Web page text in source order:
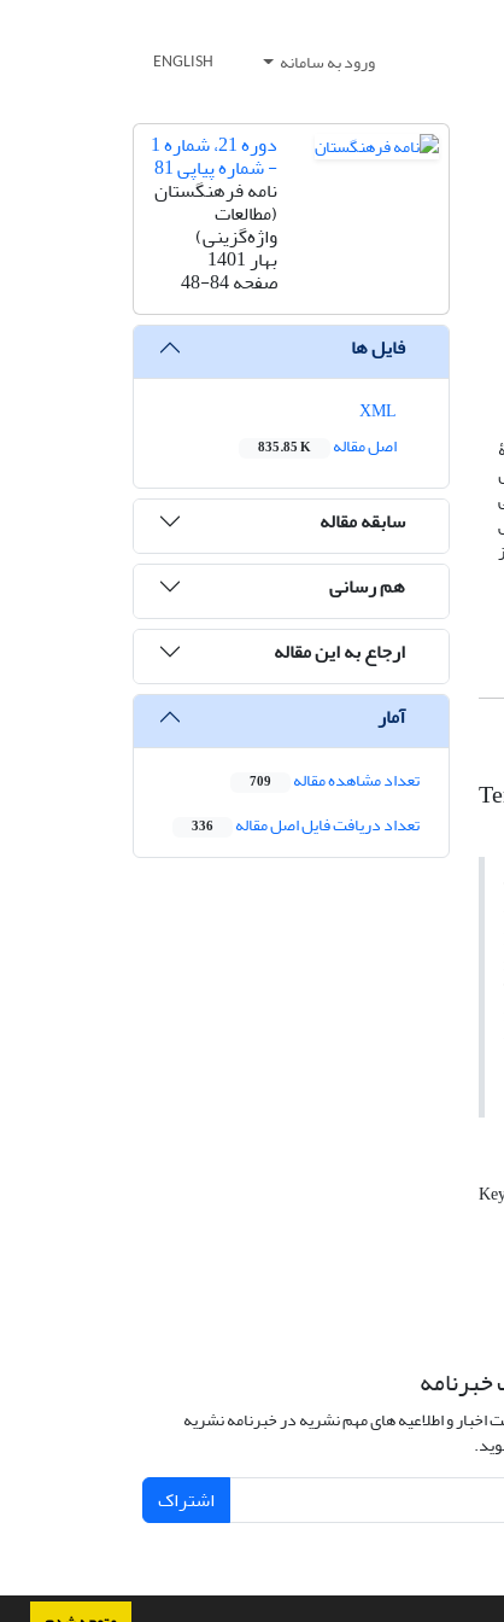
ورود به سامانه ENGLISH
دوره 21، شماره 1
- شماره پیاپی 81
نامه فرهنگستان
(مطالعات
واژه‌گزینی)
بهار 1401
صفحه48-84
فایل ها
اصل مقاله
835.85 K
سابقه مقاله
هم رسانی
ارجاع به این مقاله
آمار
تعداد مشاهده مقاله 709
تعداد دریافت فایل اصل مقاله 336
اخبار و اطلاعیه های مهم نشریه در خبرنامه نشریه
اشتراک